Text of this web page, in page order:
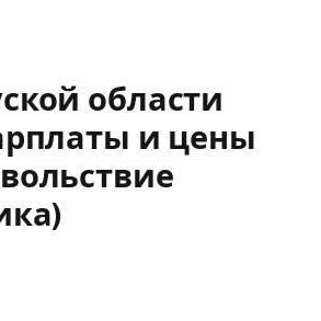
области
и цены